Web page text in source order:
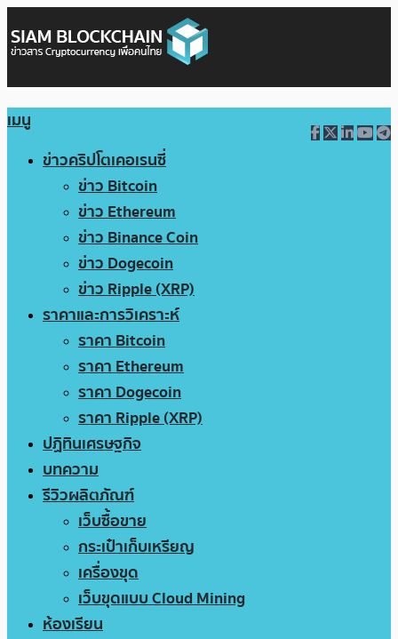
เมนู
ข่าวคริปโตเคอเรนซี่
ข่าว Bitcoin
ข่าว Ethereum
ข่าว Binance Coin
ข่าว Dogecoin
ข่าว Ripple (XRP)
ราคาและการวิเคราะห์
ราคา Bitcoin
ราคา Ethereum
ราคา Dogecoin
ราคา Ripple (XRP)
ปฏิทินเศรษฐกิจ
บทความ
รีวิวผลิตภัณฑ์
เว็บซื้อขาย
กระเป๋าเก็บเหรียญ
เครื่องขุด
เว็บขุดแบบ Cloud Mining
ห้องเรียน